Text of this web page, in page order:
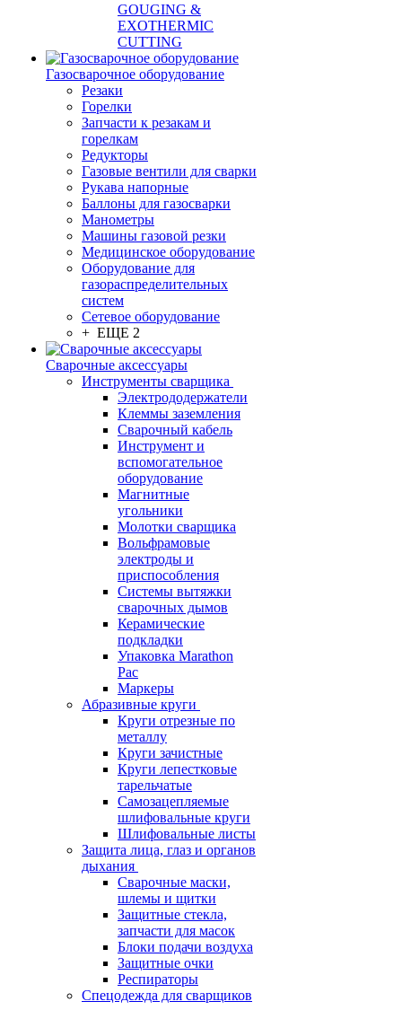
GOUGING &
EXOTHERMIC
CUTTING
Газосварочное оборудование
Резаки
Горелки
Запчасти к резакам и
горелкам
Редукторы
Газовые вентили для сварки
Рукава напорные
Баллоны для газосварки
Манометры
Машины газовой резки
Медицинское оборудование
Оборудование для
газораспределительных
систем
Сетевое оборудование
+ ЕЩЕ 2
Сварочные аксессуары
Инструменты сварщика
Электрододержатели
Клеммы заземления
Сварочный кабель
Инструмент и
вспомогательное
оборудование
Магнитные
угольники
Молотки сварщика
Вольфрамовые
электроды и
приспособления
Системы вытяжки
сварочных дымов
Керамические
подкладки
Упаковка Marathon
Pac
Маркеры
Абразивные круги
Круги отрезные по
металлу
Круги зачистные
Круги лепестковые
тарельчатые
Самозацепляемые
шлифовальные круги
Шлифовальные листы
Защита лица, глаз и органов
дыхания
Сварочные маски,
шлемы и щитки
Защитные стекла,
запчасти для масок
Блоки подачи воздуха
Защитные очки
Респираторы
Спецодежда для сварщиков